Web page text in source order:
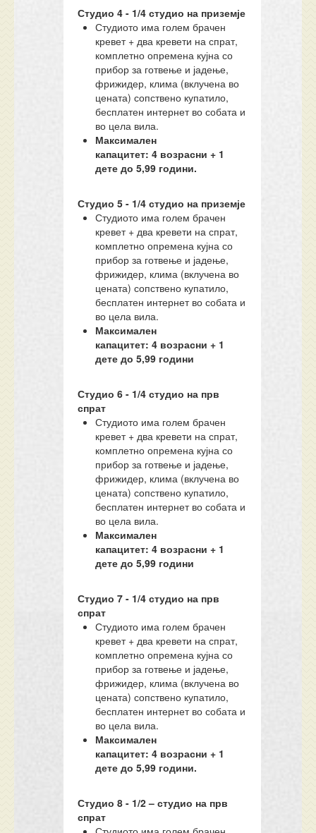
Студио 4 - 1/4студио на приземје
Студиото има голем брачен
кревет + два кревети на спрат,
комплетно опремена кујна со
прибор за готвење и јадење,
фрижидер, клима (вклучена во
цената) сопствено купатило,
бесплатен интернет во собата и
во цела вила.
Максимален
капацитет:4 возрасни + 1
дете до 5,99 години.
Студио5 - 1/4студио на приземје
Студиото има голем брачен
кревет + два кревети на спрат,
комплетно опремена кујна со
прибор за готвење и јадење,
фрижидер, клима (вклучена во
цената) сопствено купатило,
бесплатен интернет во собата и
во цела вила.
Максимален
капацитет:4 возрасни + 1
дете до 5,99 години
Студио6- 1/4студио на прв
спрат
Студиото има голем брачен
кревет + два кревети на спрат,
комплетно опремена кујна со
прибор за готвење и јадење,
фрижидер, клима (вклучена во
цената) сопствено купатило,
бесплатен интернет во собата и
во цела вила.
Максимален
капацитет:4 возрасни + 1
дете до 5,99 години
Студио7 - 1/4студио на прв
спрат
Студиото има голем брачен
кревет + два кревети на спрат,
комплетно опремена кујна со
прибор за готвење и јадење,
фрижидер, клима (вклучена во
цената) сопствено купатило,
бесплатен интернет во собата и
во цела вила.
Максимален
капацитет:4 возрасни + 1
дете до 5,99 години.
Студио8 - 1/2–студио на прв
спрат